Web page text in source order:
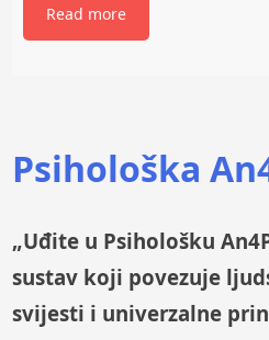
Read more
Psihološka
„Uđite u Psihološku
sustav koji povezuje
svijesti i univerzalne